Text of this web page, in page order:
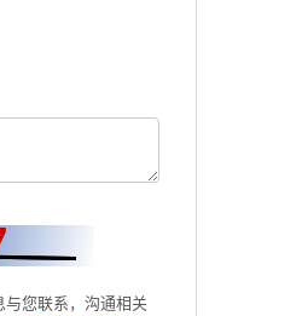
您联系，沟通相关